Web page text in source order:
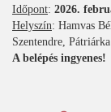
Időpont: 2026.
Helyszín: Hamvas
Szentendre,
A belépés ingyenes!